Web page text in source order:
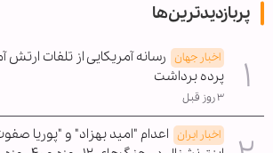
پربازدیدترین‌ها
اخبار جهان رسانه آمریکایی از تلفات ارتش
پرده برداشت
۳ روز قبل
اخبار ایران اعدام "امید بهزاد" و "پوریا